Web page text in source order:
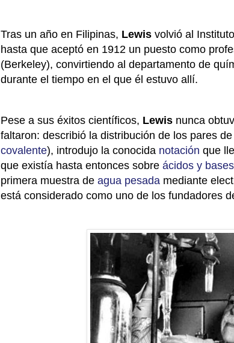
Tras un año en Filipinas, Lewis volvió al
hasta que aceptó en 1912 un puesto como
(Berkeley), convirtiendo al departamento de
durante el tiempo en el que él estuvo allí.
Pese a sus éxitos científicos, Lewis nunca
faltaron: describió la distribución de los pares
covalente), introdujo la conocida notación que
que existía hasta entonces sobre ácidos y bases
primera muestra de agua pesada mediante
está considerado como uno de los fundadores